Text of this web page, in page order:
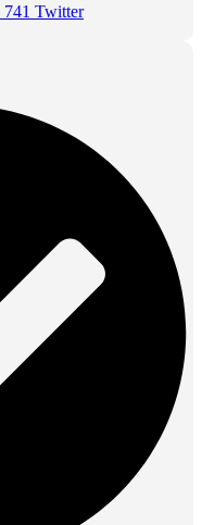
741 Twitter